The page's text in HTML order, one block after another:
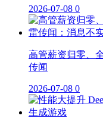
2026-07-08 0
高管薪资归零、
传闻
2026-07-08 0